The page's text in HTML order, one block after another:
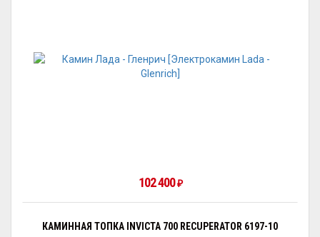
102 400 ₽
КАМИННАЯ ТОПКА INVICTA 700 RECUPERATOR 6197-10